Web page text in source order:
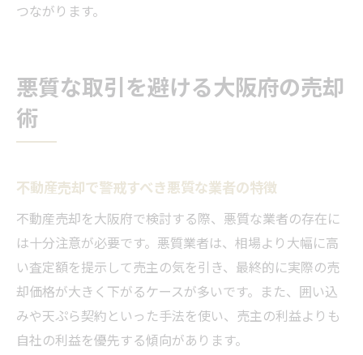
つながります。
悪質な取引を避ける大阪府の売却
術
不動産売却で警戒すべき悪質な業者の特徴
不動産売却を大阪府で検討する際、悪質な業者の存在に
は十分注意が必要です。悪質業者は、相場より大幅に高
い査定額を提示して売主の気を引き、最終的に実際の売
却価格が大きく下がるケースが多いです。また、囲い込
みや天ぷら契約といった手法を使い、売主の利益よりも
自社の利益を優先する傾向があります。